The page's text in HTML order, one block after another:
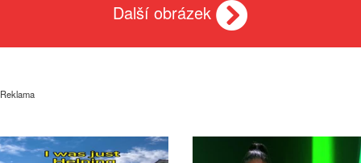
Další obrázek
Reklama